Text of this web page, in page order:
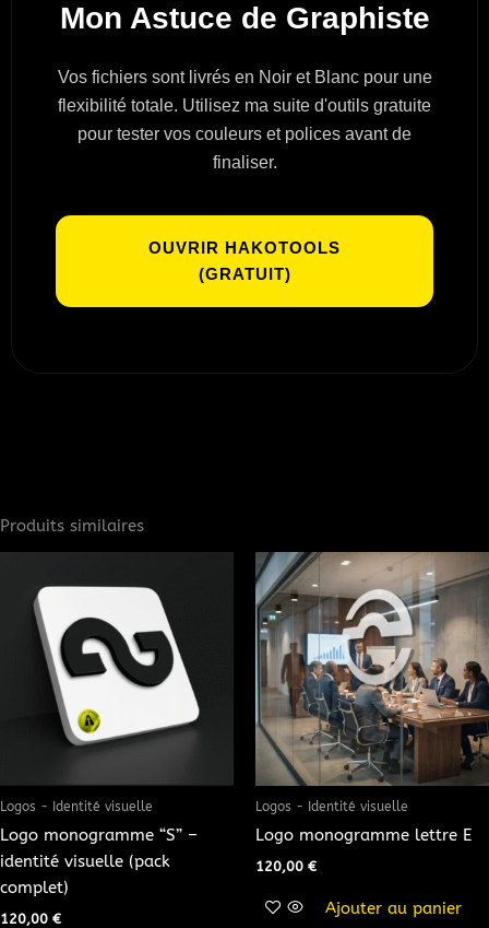
Mon Astuce de Graphiste
Vos fichiers sont livrés en Noir et Blanc pour une
flexibilité totale. Utilisez ma suite d'outils gratuite
pour tester vos couleurs et polices avant de
finaliser.
OUVRIR HAKOTOOLS
(GRATUIT)
Produits similaires
Logos - Identité visuelle
Logo monogramme “S” –
identité visuelle (pack
complet)
120,00 €
Logos - Identité visuelle
Logo monogramme lettre E
120,00 €
Ajouter au panier